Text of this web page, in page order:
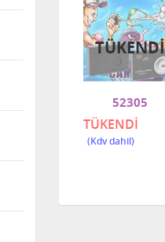
52305
TÜKENDİ
TÜKENDI